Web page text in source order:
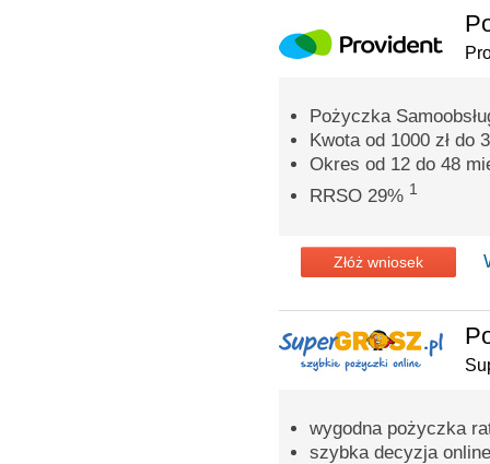
Pożyczka
Kwota od 1000 zł do
Okres od 12 do 48
RRSO 29% 1
Złóż wniosek
wygodna pożyczka
szybka decyzja